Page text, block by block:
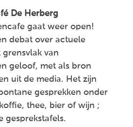
De Herberg
gaat weer open!
debat over actuele
van
geloof, met als bron
uit de media. Het zijn
gesprekken onder
thee, bier of wijn ;
gesprekstafels.